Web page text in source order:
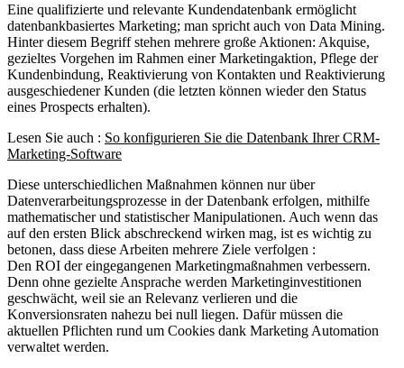
Eine qualifizierte und relevante Kundendatenbank ermöglicht
datenbankbasiertes Marketing; man spricht auch von Data Mining.
Hinter diesem Begriff stehen mehrere große Aktionen: Akquise,
gezieltes Vorgehen im Rahmen einer Marketingaktion, Pflege der
Kundenbindung, Reaktivierung von Kontakten und Reaktivierung
ausgeschiedener Kunden (die letzten können wieder den Status
eines Prospects erhalten).
Lesen Sie auch : So konfigurieren Sie die Datenbank Ihrer CRM-
Marketing-Software
Diese unterschiedlichen Maßnahmen können nur über
Datenverarbeitungsprozesse in der Datenbank erfolgen, mithilfe
mathematischer und statistischer Manipulationen. Auch wenn das
auf den ersten Blick abschreckend wirken mag, ist es wichtig zu
betonen, dass diese Arbeiten mehrere Ziele verfolgen :
Den ROI der eingegangenen Marketingmaßnahmen verbessern.
Denn ohne gezielte Ansprache werden Marketinginvestitionen
geschwächt, weil sie an Relevanz verlieren und die
Konversionsraten nahezu bei null liegen. Dafür müssen die
aktuellen Pflichten rund um Cookies dank Marketing Automation
verwaltet werden.